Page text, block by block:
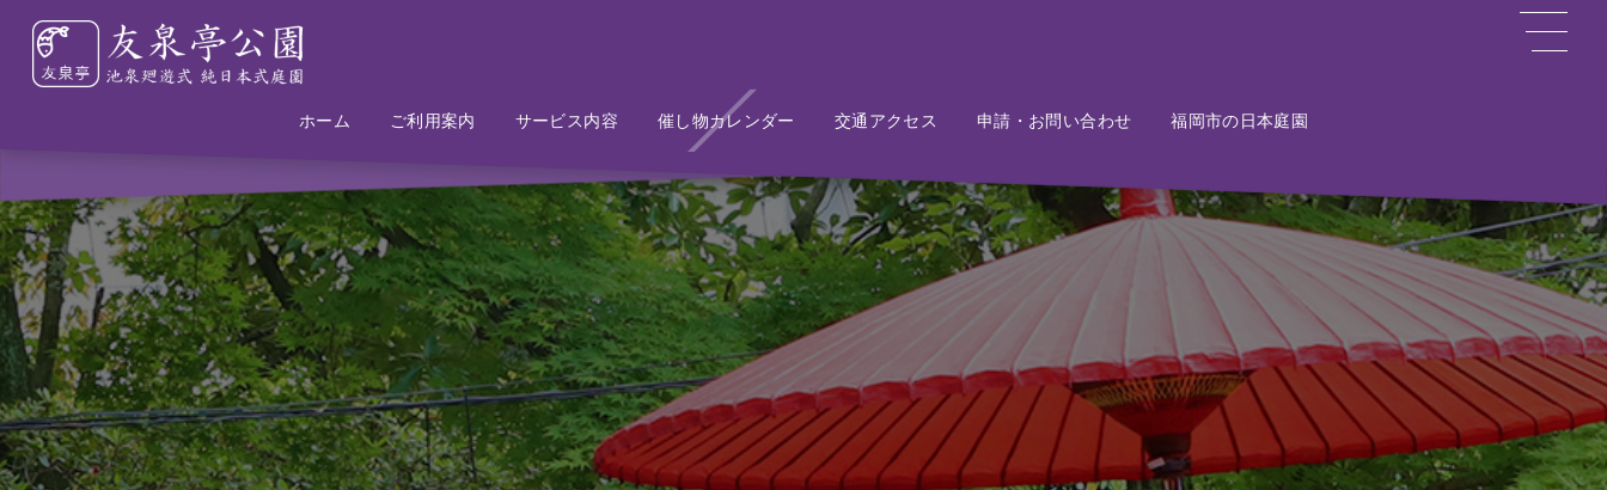
ホーム
Home ご利用案内
Information サービス内容
Service 催し物カレンダー
Event 交通アクセス
Access 申請・お問い合わせ
Contact 福岡市の日本庭園
Potal